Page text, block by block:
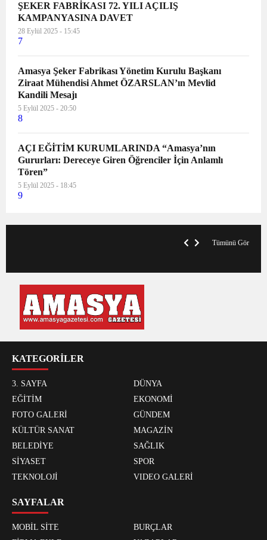
ŞEKER FABRİKASI 72. YILI AÇILIŞ
KAMPANYASINA DAVET
28 Eylül 2025 - 15:45
7
Amasya Şeker Fabrikası Yönetim Kurulu Başkanı
Ziraat Mühendisi Ahmet ÖZARSLAN’ın Mevlid
Kandili Mesajı
5 Eylül 2025 - 20:50
8
AÇI EĞİTİM KURUMLARINDA “Amasya’nın
Gururları: Dereceye Giren Öğrenciler İçin Anlamlı
Tören”
5 Eylül 2025 - 18:45
9
Tümünü Gör
KATEGORİLER
3. SAYFA
DÜNYA
EĞİTİM
EKONOMİ
FOTO GALERİ
GÜNDEM
KÜLTÜR SANAT
MAGAZİN
BELEDİYE
SAĞLIK
SİYASET
SPOR
TEKNOLOJİ
VIDEO GALERİ
SAYFALAR
MOBİL SİTE
BURÇLAR